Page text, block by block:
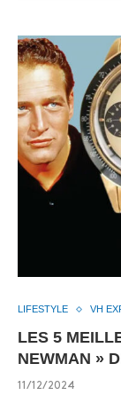
LIFESTYLE VH
LES 5
NEWMAN »
11/12/2024